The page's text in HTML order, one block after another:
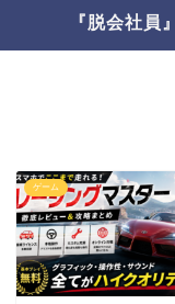
『脱会社員
ゲーム